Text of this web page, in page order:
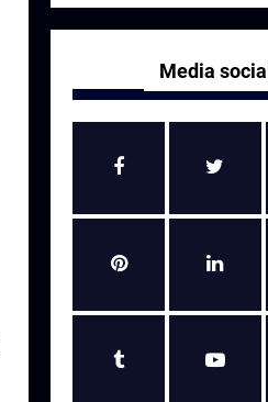
Media social